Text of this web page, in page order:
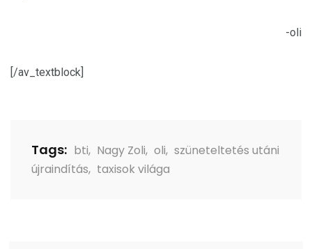
-oli
[/av_textblock]
Tags: bti, Nagy Zoli, oli, szüneteltetés utáni
újraindítás, taxisok világa